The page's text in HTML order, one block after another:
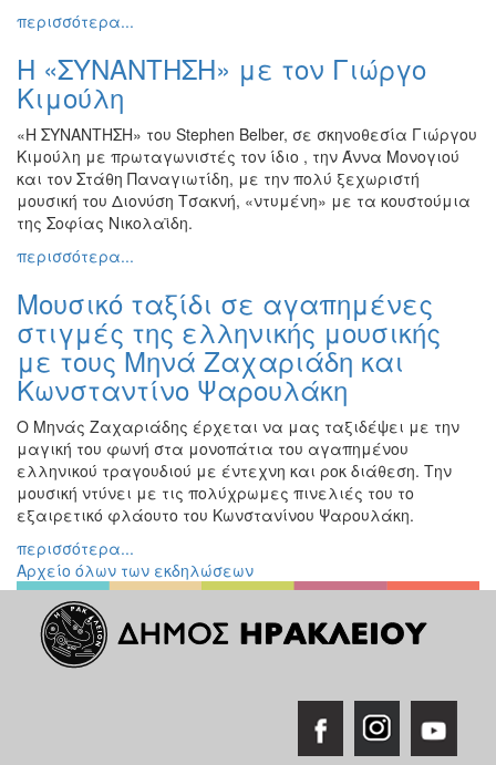
περισσότερα...
Η «ΣΥΝΑΝΤΗΣΗ» με τον Γιώργο
Κιμούλη
«Η ΣΥΝΑΝΤΗΣΗ» του Stephen Belber, σε σκηνοθεσία Γιώργου
Κιμούλη με πρωταγωνιστές τον ίδιο , την Άννα Μονογιού
και τον Στάθη Παναγιωτίδη, με την πολύ ξεχωριστή
μουσική του Διονύση Τσακνή, «ντυμένη» με τα κουστούμια
της Σοφίας Νικολαϊδη.
περισσότερα...
Μουσικό ταξίδι σε αγαπημένες
στιγμές της ελληνικής μουσικής
με τους Μηνά Ζαχαριάδη και
Κωνσταντίνο Ψαρουλάκη
Ο Μηνάς Ζαχαριάδης έρχεται να μας ταξιδέψει με την
μαγική του φωνή στα μονοπάτια του αγαπημένου
ελληνικού τραγουδιού με έντεχνη και ροκ διάθεση. Την
μουσική ντύνει με τις πολύχρωμες πινελιές του το
εξαιρετικό φλάουτο του Κωνστανίνου Ψαρουλάκη.
περισσότερα...
Αρχείο όλων των εκδηλώσεων